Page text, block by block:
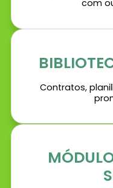
com
Contratos,